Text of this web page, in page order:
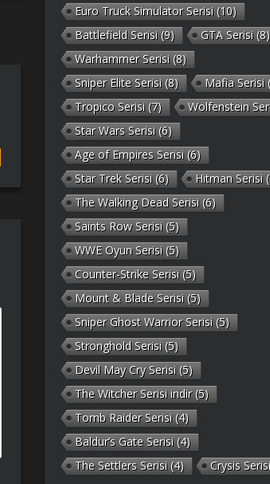
Euro Truck Simulator Serisi (10)
Battlefield Serisi (9) GTA Serisi (8)
Warhammer Serisi (8)
Sniper Elite Serisi (8) Mafia Serisi
Tropico Serisi (7) Wolfenstein
Star Wars Serisi (6)
Age of Empires Serisi (6)
Star Trek Serisi (6) Hitman Serisi
The Walking Dead Serisi (6)
Saints Row Serisi (5)
WWE Oyun Serisi (5)
Counter-Strike Serisi (5)
Mount & Blade Serisi (5)
Sniper Ghost Warrior Serisi (5)
Stronghold Serisi (5)
Devil May Cry Serisi (5)
The Witcher Serisi indir(5)
Tomb Raider Serisi (4)
Baldur’s Gate Serisi (4)
The Settlers Serisi (4) Crysis Serisi